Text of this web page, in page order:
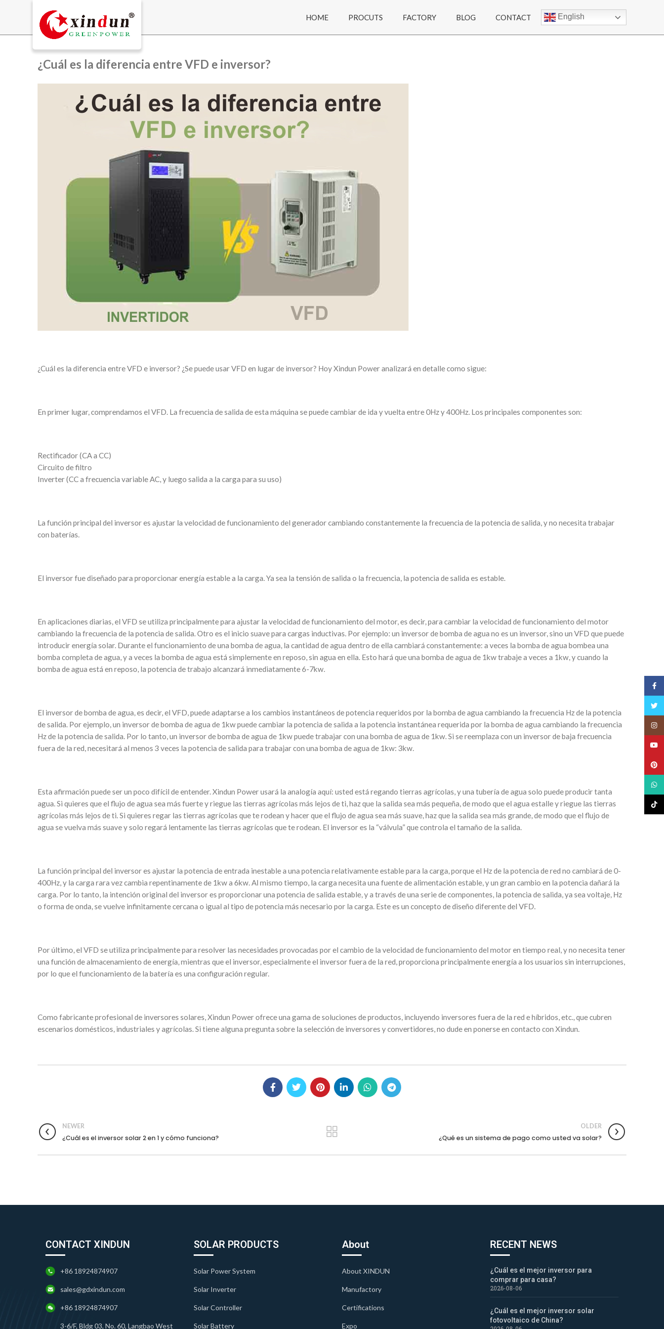
HOME PROCUTS FACTORY BLOG CONTACT English
¿Cuál es la diferencia entre VFD e inversor?
¿Cuál es la diferencia entre VFD e inversor? ¿Se puede usar VFD en lugar de inversor? Hoy Xindun Power analizará en detalle como sigue:
En primer lugar, comprendamos el VFD. La frecuencia de salida de esta máquina se puede cambiar de ida y vuelta entre 0Hz y 400Hz. Los principales componentes son:
Rectificador (CA a CC)
Circuito de filtro
Inverter (CC a frecuencia variable AC, y luego salida a la carga para su uso)
La función principal del inversor es ajustar la velocidad de funcionamiento del generador cambiando constantemente la frecuencia de la potencia de salida, y no necesita trabajar
con baterías.
El inversor fue diseñado para proporcionar energía estable a la carga. Ya sea la tensión de salida o la frecuencia, la potencia de salida es estable.
En aplicaciones diarias, el VFD se utiliza principalmente para ajustar la velocidad de funcionamiento del motor, es decir, para cambiar la velocidad de funcionamiento del motor
cambiando la frecuencia de la potencia de salida. Otro es el inicio suave para cargas inductivas. Por ejemplo: un inversor de bomba de agua no es un inversor, sino un VFD que puede
introducir energía solar. Durante el funcionamiento de una bomba de agua, la cantidad de agua dentro de ella cambiará constantemente: a veces la bomba de agua bombea una
bomba completa de agua, y a veces la bomba de agua está simplemente en reposo, sin agua en ella. Esto hará que una bomba de agua de 1kw trabaje a veces a 1kw, y cuando la
bomba de agua está en reposo, la potencia de trabajo alcanzará inmediatamente 6-7kw.
El inversor de bomba de agua, es decir, el VFD, puede adaptarse a los cambios instantáneos de potencia requeridos por la bomba de agua cambiando la frecuencia Hz de la potencia
de salida. Por ejemplo, un inversor de bomba de agua de 1kw puede cambiar la potencia de salida a la potencia instantánea requerida por la bomba de agua cambiando la frecuencia
Hz de la potencia de salida. Por lo tanto, un inversor de bomba de agua de 1kw puede trabajar con una bomba de agua de 1kw. Si se reemplaza con un inversor de baja frecuencia
fuera de la red, necesitará al menos 3 veces la potencia de salida para trabajar con una bomba de agua de 1kw: 3kw.
Esta afirmación puede ser un poco difícil de entender. Xindun Power usará la analogía aquí: usted está regando tierras agrícolas, y una tubería de agua solo puede producir tanta
agua. Si quieres que el flujo de agua sea más fuerte y riegue las tierras agrícolas más lejos de ti, haz que la salida sea más pequeña, de modo que el agua estalle y riegue las tierras
agrícolas más lejos de ti. Si quieres regar las tierras agrícolas que te rodean y hacer que el flujo de agua sea más suave, haz que la salida sea más grande, de modo que el flujo de
agua se vuelva más suave y solo regará lentamente las tierras agrícolas que te rodean. El inversor es la “válvula” que controla el tamaño de la salida.
La función principal del inversor es ajustar la potencia de entrada inestable a una potencia relativamente estable para la carga, porque el Hz de la potencia de red no cambiará de 0-
400Hz, y la carga rara vez cambia repentinamente de 1kw a 6kw. Al mismo tiempo, la carga necesita una fuente de alimentación estable, y un gran cambio en la potencia dañará la
carga. Por lo tanto, la intención original del inversor es proporcionar una potencia de salida estable, y a través de una serie de componentes, la potencia de salida, ya sea voltaje, Hz
o forma de onda, se vuelve infinitamente cercana o igual al tipo de potencia más necesario por la carga. Este es un concepto de diseño diferente del VFD.
Por último, el VFD se utiliza principalmente para resolver las necesidades provocadas por el cambio de la velocidad de funcionamiento del motor en tiempo real, y no necesita tener
una función de almacenamiento de energía, mientras que el inversor, especialmente el inversor fuera de la red, proporciona principalmente energía a los usuarios sin interrupciones,
por lo que el funcionamiento de la batería es una configuración regular.
Como fabricante profesional de inversores solares, Xindun Power ofrece una gama de soluciones de productos, incluyendo inversores fuera de la red e híbridos, etc., que cubren
escenarios domésticos, industriales y agrícolas. Si tiene alguna pregunta sobre la selección de inversores y convertidores, no dude en ponerse en contacto con Xindun.
NEWER
¿Cuál es el inversor solar 2 en 1 y cómo funciona?
OLDER
¿Qué es un sistema de pago como usted va solar?
CONTACT XINDUN
+86 18924874907
sales@gdxindun.com
+86 18924874907
3-6/F, Bldg 03, No. 60, Langbao West
SOLAR PRODUCTS
Solar Power System
Solar Inverter
Solar Controller
Solar Battery
About
About XINDUN
Manufactory
Certifications
Expo
RECENT NEWS
¿Cuál es el mejor inversor para
comprar para casa?
2026-08-06
¿Cuál es el mejor inversor solar
fotovoltaico de China?